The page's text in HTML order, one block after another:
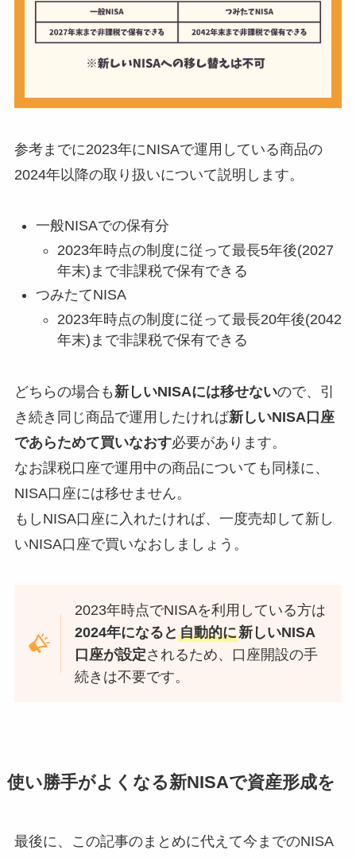
参考までに2023年にNISAで運用している商品の
2024年以降の取り扱いについて説明します。
一般NISAでの保有分
2023年時点の制度に従って最長5年後(2027
年末)まで非課税で保有できる
つみたてNISA
2023年時点の制度に従って最長20年後(2042
年末)まで非課税で保有できる
どちらの場合も 新しいNISAには移せないので、引
き続き同じ商品で運用したければ新しいNISA口座
であらためて買いなおす必要があります。
なお課税口座で運用中の商品についても同様に、
NISA口座には移せません。
もしNISA口座に入れたければ、一度売却して新し
いNISA口座で買いなおしましょう。
2023年時点でNISAを利用している方は
2024年になると自動的に新しいNISA
口座が設定されるため、口座開設の手
続きは不要です。
使い勝手がよくなる新NISAで資産形成を
最後に、この記事のまとめに代えて今までのNISA